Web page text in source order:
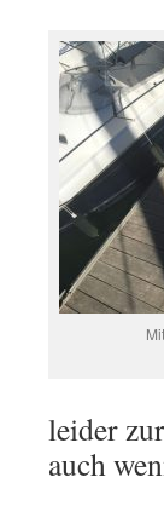
leider
auch